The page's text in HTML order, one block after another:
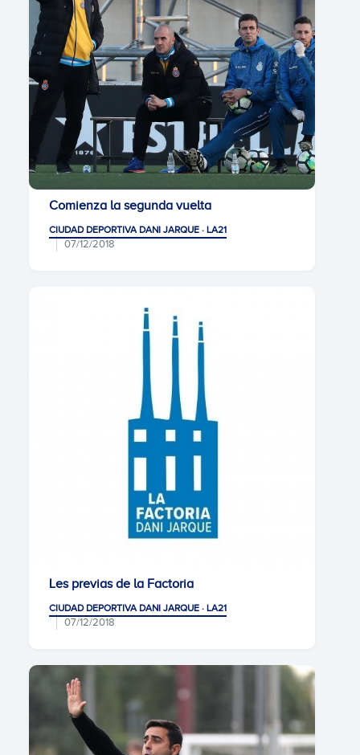
Comienza la segunda vuelta
CIUDAD DEPORTIVA DANI JARQUE · LA21
07/12/2018
Les previas de la Factoria
CIUDAD DEPORTIVA DANI JARQUE · LA21
07/12/2018